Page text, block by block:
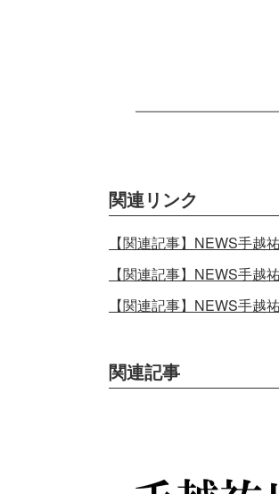
関連リンク
【関連記事】NEWS手
【関連記事】NEWS手越
【関連記事】NEWS手越
関連記事